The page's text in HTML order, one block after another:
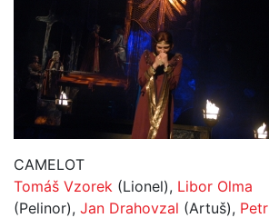
CAMELOT
Tomáš Vzorek (Lionel), Libor Olma
(Pelinor), Jan Drahovzal (Artuš), Petr